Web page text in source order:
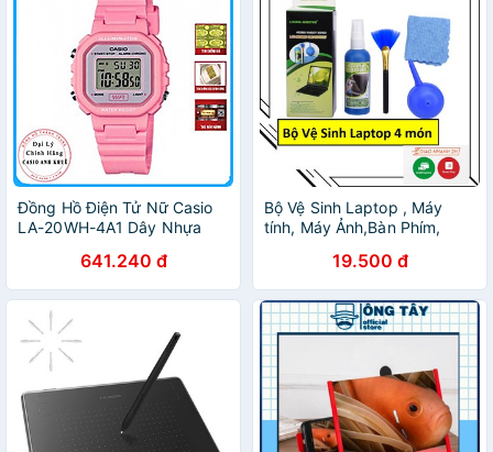
Đồng Hồ Điện Tử Nữ Casio
LA-20WH-4A1 Dây Nhựa
641.240 đ
Bộ Vệ Sinh Laptop , Máy
tính, Máy Ảnh,Bàn Phím,
19.500 đ